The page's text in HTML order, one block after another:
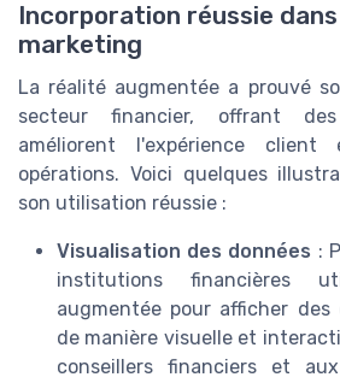
Incorporation réussie
marketing
La réalité augmentée a prouvé
secteur financier, offrant
améliorent l'expérience
opérations. Voici quelques
son utilisation réussie :
Visualisation des données :
institutions financières
augmentée pour afficher des
de manière visuelle et
conseillers financiers et